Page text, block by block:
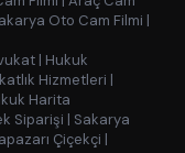
Oto Cam Filmi |
| Hukuk
Hizmetleri |
Harita
Siparişi | Sakarya
Çiçekçi |